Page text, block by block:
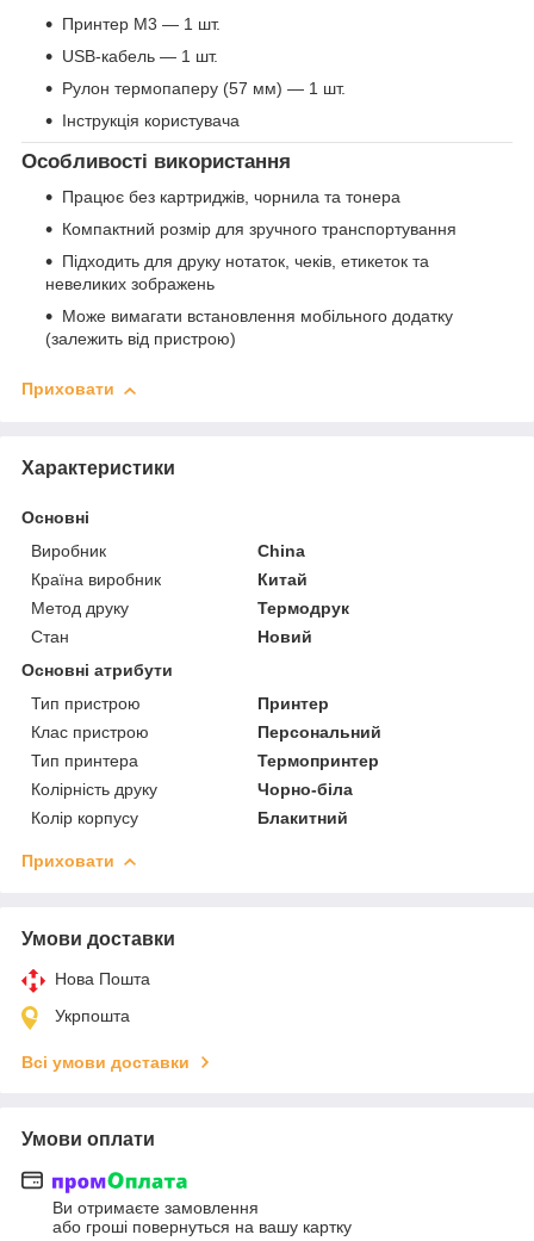
Принтер M3 — 1 шт.
USB-кабель — 1 шт.
Рулон термопаперу (57 мм) — 1 шт.
Інструкція користувача
Особливості використання
Працює без картриджів, чорнила та тонера
Компактний розмір для зручного транспортування
Підходить для друку нотаток, чеків, етикеток та
невеликих зображень
Може вимагати встановлення мобільного додатку
(залежить від пристрою)
Приховати
Характеристики
Основні
Виробник
China
Країна виробник
Китай
Метод друку
Термодрук
Стан
Новий
Основні атрибути
Тип пристрою
Принтер
Клас пристрою
Персональний
Тип принтера
Термопринтер
Колірність друку
Чорно-біла
Колір корпусу
Блакитний
Приховати
Умови доставки
Нова Пошта
Укрпошта
Всі умови доставки
Умови оплати
Ви отримаєте замовлення
або гроші повернуться на вашу картку